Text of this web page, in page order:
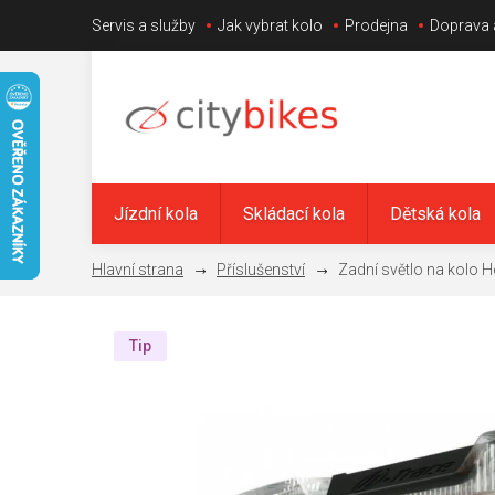
obsah
Servis a služby Jak vybrat kolo Prodejna Doprava
Jízdní kola Skládací kola Dětská kola
Příslušenství Zadní světlo na kolo
Tip